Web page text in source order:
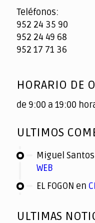
Teléfonos:
952 24 35 90
952 24 49 68
952 17 71 36
HORARIO DE
de 9:00 a 19:00
ULTIMOS
Miguel Santos
WEB
EL FOGON en
ULTIMAS